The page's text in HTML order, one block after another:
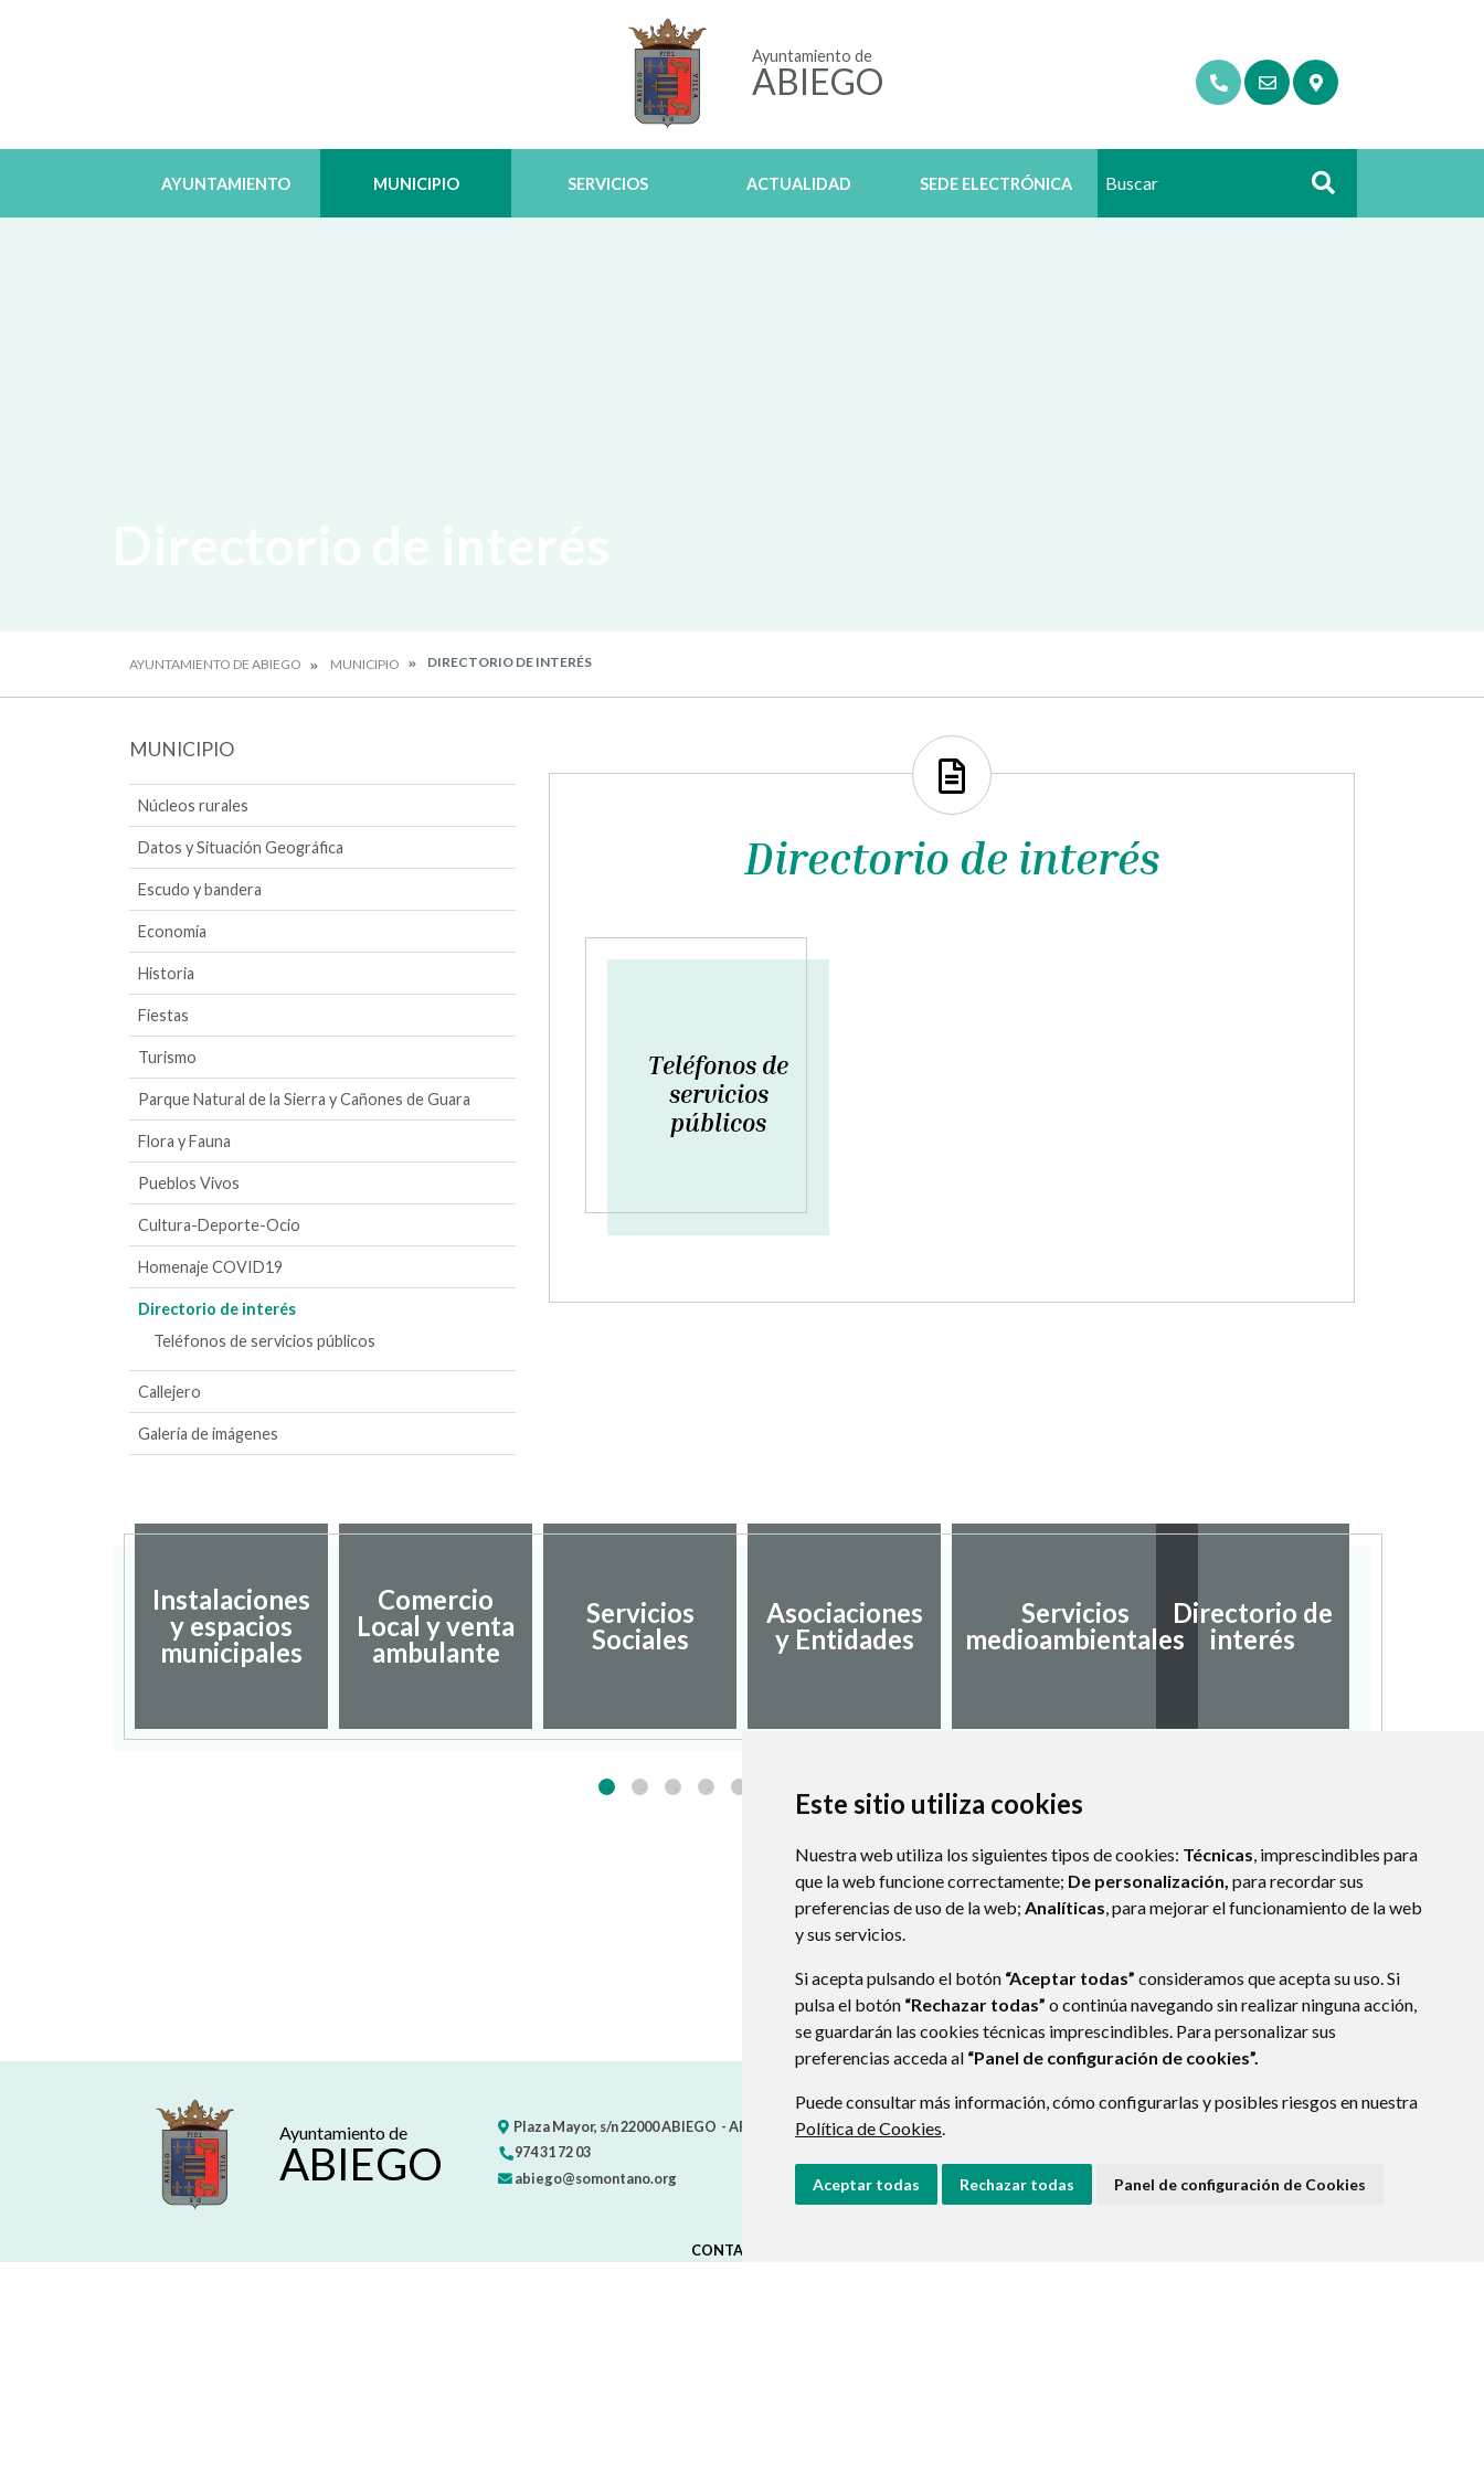
Este sitio utiliza cookies
Nuestra web utiliza los siguientes tipos de cookies: Técnicas, imprescindibles para
que la web funcione correctamente; De personalización, para recordar sus
preferencias de uso de la web; Analíticas, para mejorar el funcionamiento de la web
y sus servicios.
Si acepta pulsando el botón “Aceptar todas” consideramos que acepta su uso. Si
pulsa el botón “Rechazar todas” o continúa navegando sin realizar ninguna acción,
se guardarán las cookies técnicas imprescindibles. Para personalizar sus
preferencias acceda al “Panel de configuración de cookies”.
Puede consultar más información, cómo configurarlas y posibles riesgos en nuestra
Política de Cookies.
Aceptar todas Rechazar todas Panel de configuración de Cookies
Ayuntamiento de
ABIEGO
AYUNTAMIENTO MUNICIPIO SERVICIOS ACTUALIDAD SEDE ELECTRÓNICA Buscar
AYUNTAMIENTO DE ABIEGO MUNICIPIO DIRECTORIO DE INTERÉS
MUNICIPIO
Núcleos rurales
Datos y Situación Geográfica
Escudo y bandera
Economía
Historia
Fiestas
Turismo
Parque Natural de la Sierra y Cañones de Guara
Flora y Fauna
Pueblos Vivos
Cultura-Deporte-Ocio
Homenaje COVID19
Directorio de interés
Teléfonos de servicios públicos
Callejero
Galería de imágenes
Directorio de interés
Teléfonos de
servicios
públicos
Instalaciones
y espacios
municipales
Comercio
Local y venta
ambulante
Servicios
Sociales
Asociaciones
y Entidades
Servicios
medioambientales
Directorio de
interés
Ayuntamiento de
ABIEGO
Plaza Mayor, s/n22000ABIEGO - ARAGÓN
(ESPAÑA)
974 31 72 03
abiego@somontano.org
CONTACTO